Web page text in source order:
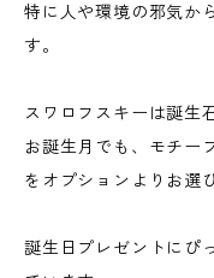
特に人や環境の邪気か
す。
スワロフスキーは誕生
お誕生月でも、モチー
をオプションよりお選
誕生日プレゼントにぴ